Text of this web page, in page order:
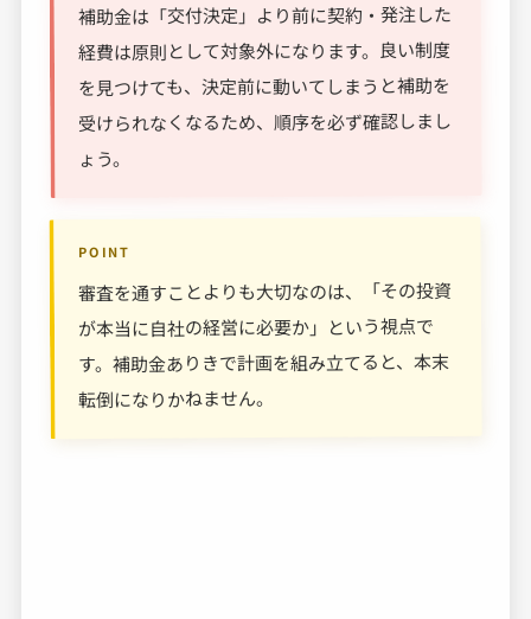
補助金は「交付決定」より前に契約・発注した
経費は原則として対象外になります。良い制度
を見つけても、決定前に動いてしまうと補助を
受けられなくなるため、順序を必ず確認しまし
ょう。
POINT
審査を通すことよりも大切なのは、「その投資
が本当に自社の経営に必要か」という視点で
す。補助金ありきで計画を組み立てると、本末
転倒になりかねません。